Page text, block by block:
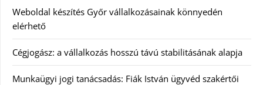
Weboldal készítés Győr vállalkozásainak könnyedén
elérhető
Cégjogász: a vállalkozás hosszú távú stabilitásának alapja
Munkaügyi jogi tanácsadás: Fiák István ügyvéd szakértői